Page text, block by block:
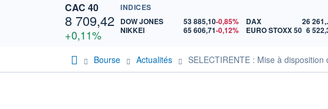
CAC 40
8 709,42
+0,11%
INDICES
DOW JONES
53 885,10-0,85%
NIKKEI
65 606,71-0,12%
DAX
EURO STOXX 50 6
Bourse Actualités SELECTIRENTE : Mise à